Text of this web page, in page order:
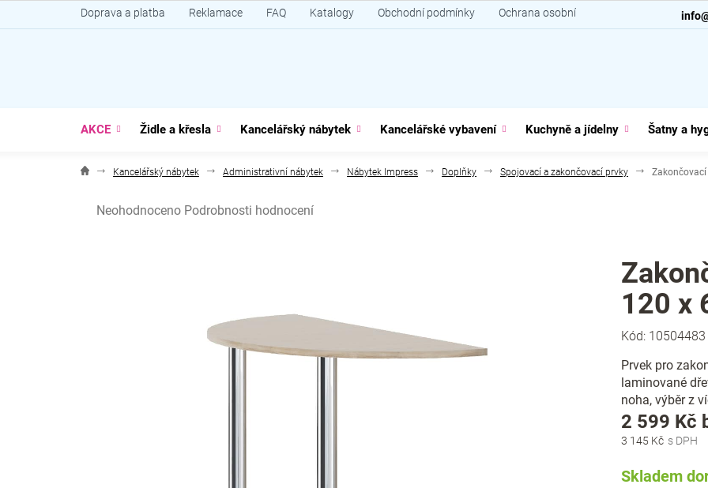
na
Doprava a platba Reklamace FAQ Katalogy Obchodní podmínky Ochrana osobních údajů
AKCE Židle a křesla Kancelářský nábytek Kancelářské vybavení Kuchyně a jídelny Šatny a
Kancelářský nábytek Administrativní nábytek Nábytek Impress Doplňky Spojovací a zakončovací prvky
hodnocení
Neohodnoceno Podrobnosti hodnocení
120 x
Kód: 10504483
Prvek pro
laminované
noha, výběr z
3 145 Kč
2 599 Kč
Skladem